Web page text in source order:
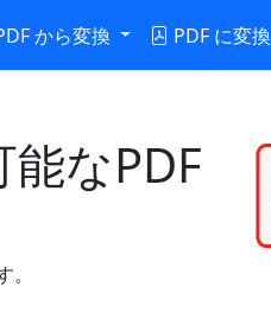
から変換 PDF に変換
なPDF